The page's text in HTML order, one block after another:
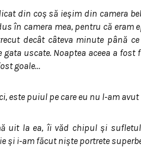
din coş să ieşim din camera
în camera mea, pentru că
decât câteva minute până
gata uscate. Noaptea aceea a
goale…
este puiul pe care eu nu l-am
uit la ea, îi văd chipul şi
şi i-am făcut nişte portrete